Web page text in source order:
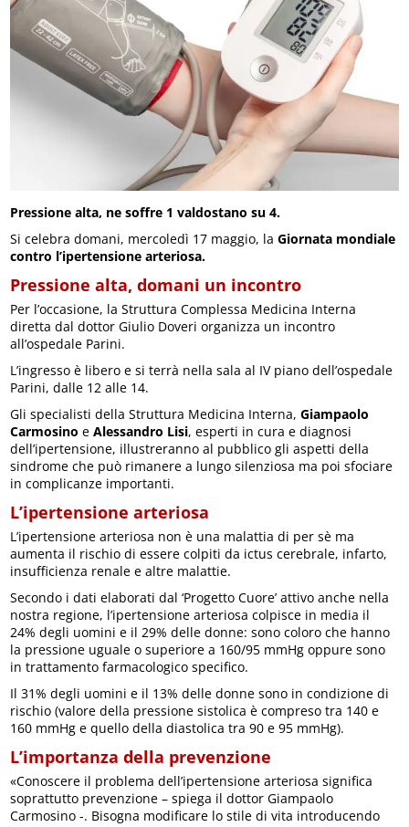
Pressione alta, ne soffre 1 valdostano su 4.
Si celebra domani, mercoledì 17 maggio, laGiornata mondiale
contro l’ipertensione arteriosa.
Pressione alta, domani un incontro
Per l’occasione, la Struttura Complessa Medicina Interna
diretta dal dottor Giulio Doveri organizza un incontro
all’ospedale Parini.
L’ingresso è libero e si terrà nella sala al IV piano dell’ospedale
Parini, dalle 12 alle 14.
Gli specialisti della Struttura Medicina Interna, Giampaolo
Carmosino e Alessandro Lisi, esperti in cura e diagnosi
dell’ipertensione, illustreranno al pubblico gli aspetti della
sindrome che può rimanere a lungo silenziosa ma poi sfociare
in complicanze importanti.
L’ipertensione arteriosa
L’ipertensione arteriosa non è una malattia di per sè ma
aumenta il rischio di essere colpiti da ictus cerebrale, infarto,
insufficienza renale e altre malattie.
Secondo i dati elaborati dal ‘Progetto Cuore’ attivo anche nella
nostra regione, l’ipertensione arteriosa colpisce in media il
24% degli uomini e il 29% delle donne: sono coloro che hanno
la pressione uguale o superiore a 160/95 mmHg oppure sono
in trattamento farmacologico specifico.
Il 31% degli uomini e il 13% delle donne sono in condizione di
rischio (valore della pressione sistolica è compreso tra 140 e
160 mmHg e quello della diastolica tra 90 e 95 mmHg).
L’importanza della prevenzione
«Conoscere il problema dell’ipertensione arteriosa significa
soprattutto prevenzione – spiega il dottor Giampaolo
Carmosino -. Bisogna modificare lo stile di vita introducendo